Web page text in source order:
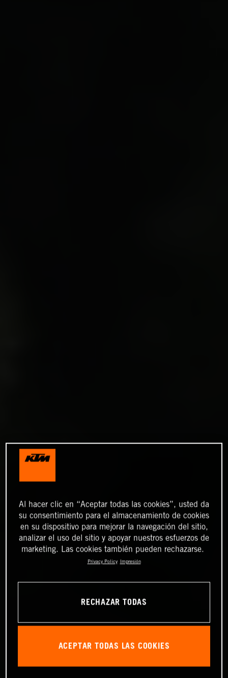
Al hacer clic en “Aceptar todas las cookies”, usted da
su consentimiento para el almacenamiento de cookies
en su dispositivo para mejorar la navegación del sitio,
analizar el uso del sitio y apoyar nuestros esfuerzos de
marketing. Las cookies también pueden rechazarse.
Privacy Policy Impresión
RECHAZAR TODAS
ACEPTAR TODAS LAS COOKIES